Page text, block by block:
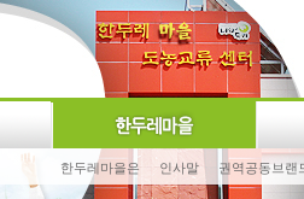
한두레마을은 인사말 권역공동브랜